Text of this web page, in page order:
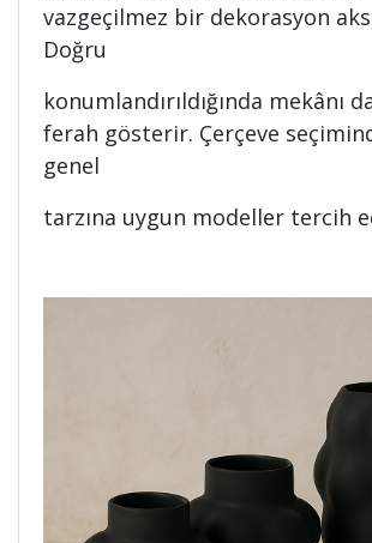
vazgeçilmez bir dekorasyon
Doğru
konumlandırıldığında mekânı
ferah gösterir. Çerçeve
genel
tarzına uygun modeller tercih